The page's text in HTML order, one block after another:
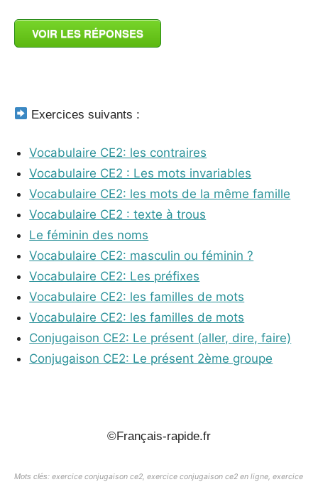
VOIR LES RÉPONSES
Exercices suivants :
Vocabulaire CE2: les contraires
Vocabulaire CE2 : Les mots invariables
Vocabulaire CE2: les mots de la même famille
Vocabulaire CE2 : texte à trous
Le féminin des noms
Vocabulaire CE2: masculin ou féminin ?
Vocabulaire CE2: Les préfixes
Vocabulaire CE2: les familles de mots
Vocabulaire CE2: les familles de mots
Conjugaison CE2: Le présent (aller, dire, faire)
Conjugaison CE2: Le présent 2ème groupe
©Français-rapide.fr
Mots clés: exercice conjugaison ce2, exercice conjugaison ce2 en ligne, exercice